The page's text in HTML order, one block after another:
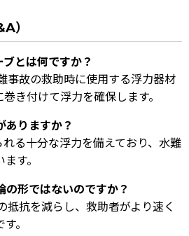
）
とは何ですか？
事故の救助時に使用する浮力器材
き付けて浮力を確保します。
ありますか？
る十分な浮力を備えており、水難
す。
形ではないのですか？
抵抗を減らし、救助者がより速く
。